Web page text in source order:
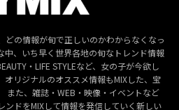
どの情報が旬で正しいのかわからなくなっ
中、いち早く世界各地の旬なトレンド情報
・LIFE STYLEなど、女の子が今欲し
オリジナルのオススメ情報もMIXした、宝
また、雑誌・WEB・映像・イベントなど
ンドをMIXして情報を発信していく新しい